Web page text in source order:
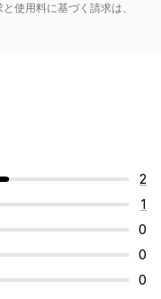
使用料に基づく請求は、
2
1
0
0
0